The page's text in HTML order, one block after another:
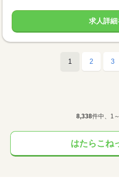
求人詳細
1 2 3
8,338件中、1
はたらこね